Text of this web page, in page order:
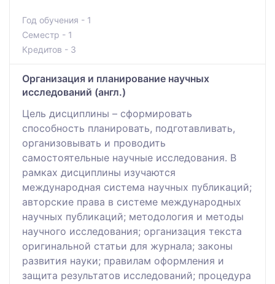
Год обучения - 1
Семестр - 1
Кредитов - 3
Организация и планирование научных
исследований (англ.)
Цель дисциплины – сформировать
способность планировать, подготавливать,
организовывать и проводить
самостоятельные научные исследования. В
рамках дисциплины изучаются
международная система научных публикаций;
авторские права в системе международных
научных публикаций; методология и методы
научного исследования; организация текста
оригинальной статьи для журнала; законы
развития науки; правилам оформления и
защита результатов исследований; процедура